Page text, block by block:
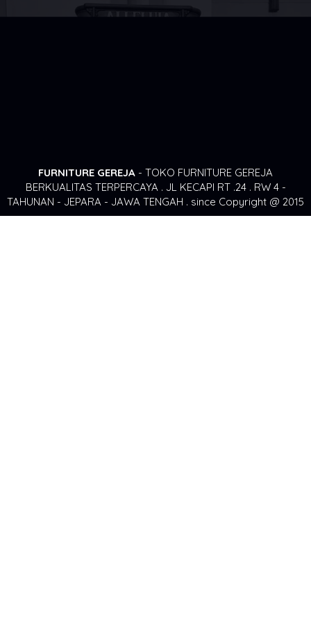
FURNITURE GEREJA - TOKO FURNITURE GEREJA
BERKUALITAS TERPERCAYA . JL KECAPI RT .24 . RW 4 -
TAHUNAN - JEPARA - JAWA TENGAH . since Copyright @ 2015